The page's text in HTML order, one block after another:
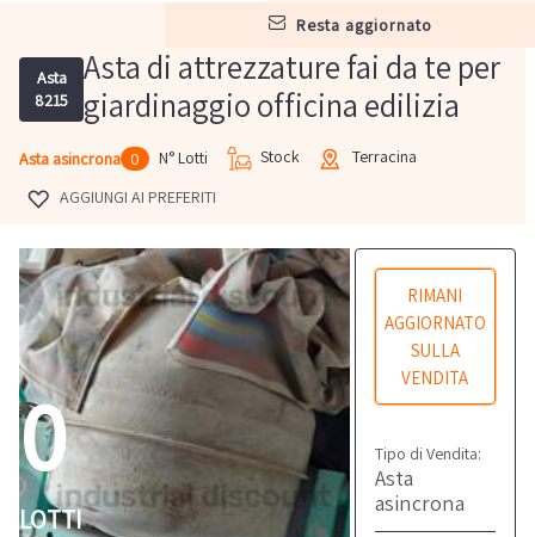
resta aggiornato
Asta
8215
Asta di attrezzature fai da te per
giardinaggio officina edilizia
Asta asincrona 0 N° Lotti Stock
Terracina
AGGIUNGI AI PREFERITI
0
LOTTI
RIMANI
AGGIORNATO
SULLA
VENDITA
Tipo di Vendita:
Asta
asincrona